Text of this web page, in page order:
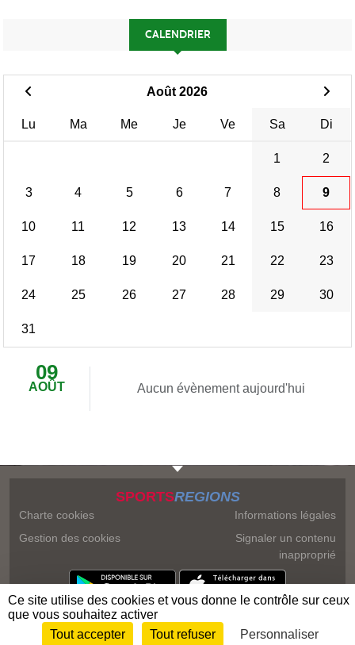
CALENDRIER
Août 2026
Lu Ma Me Je Ve Sa Di
1 2
3 4 5 6 7 8 9
10 11 12 13 14 15 16
17 18 19 20 21 22 23
24 25 26 27 28 29 30
31
09
AOÛT Aucun évènement aujourd'hui
SPORTSREGIONS
Charte cookies
Gestion des cookies
Informations légales
Signaler un contenu
inapproprié
Envie de participer ? Connexion
Ce site utilise des cookies et vous donne le contrôle sur ceux
que vous souhaitez activer
Tout accepter
Tout refuser Personnaliser